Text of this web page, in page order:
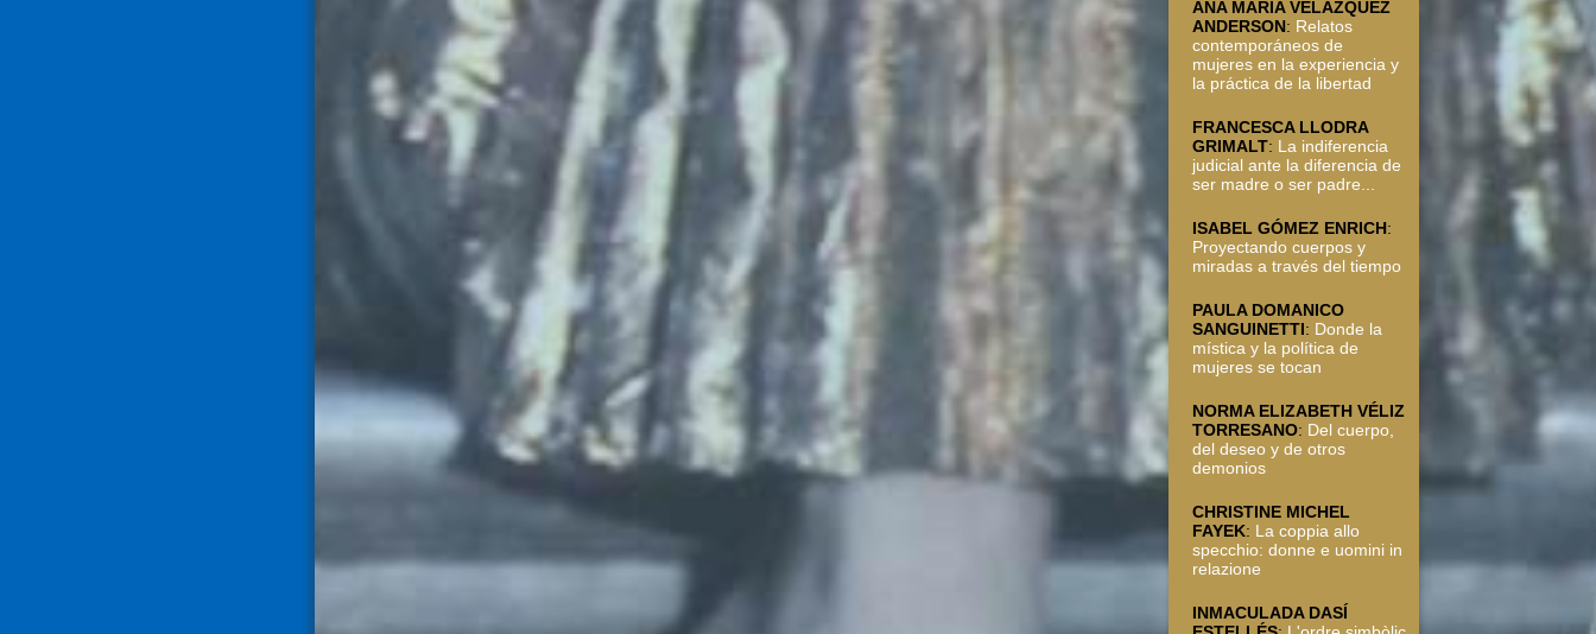
ANA MARÍA VELÁZQUEZ
ANDERSON: Relatos
contemporáneos de
mujeres en la experiencia y
la práctica de la libertad
FRANCESCA LLODRA
GRIMALT: La indiferencia
judicial ante la diferencia de
ser madre o ser padre...
ISABEL GÓMEZ ENRICH:
Proyectando cuerpos y
miradas a través del tiempo
PAULA DOMANICO
SANGUINETTI: Donde la
mística y la política de
mujeres se tocan
NORMA ELIZABETH VÉLIZ
TORRESANO: Del cuerpo,
del deseo y de otros
demonios
CHRISTINE MICHEL
FAYEK: La coppia allo
specchio: donne e uomini in
relazione
INMACULADA DASÍ